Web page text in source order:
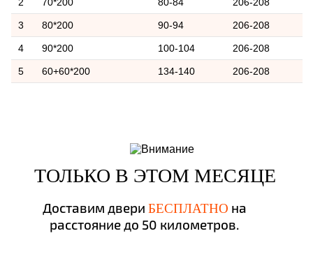
3 80*200 90-94 206-208
4 90*200 100-104 206-208
5 60+60*200 134-140 206-208
ТОЛЬКО В ЭТОМ МЕСЯЦЕ
Доставим двери БЕСПЛАТНО на
расстояние до 50 километров.